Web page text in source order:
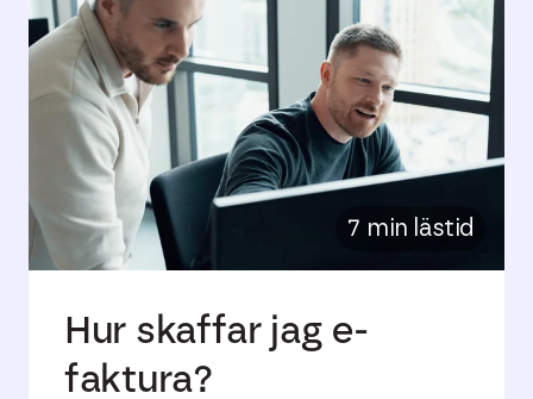
7 min lästid
Hur skaffar jag e-
faktura?